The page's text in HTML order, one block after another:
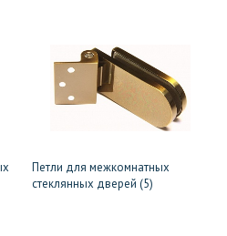
Петли для межкомнатных
стеклянных дверей (5)